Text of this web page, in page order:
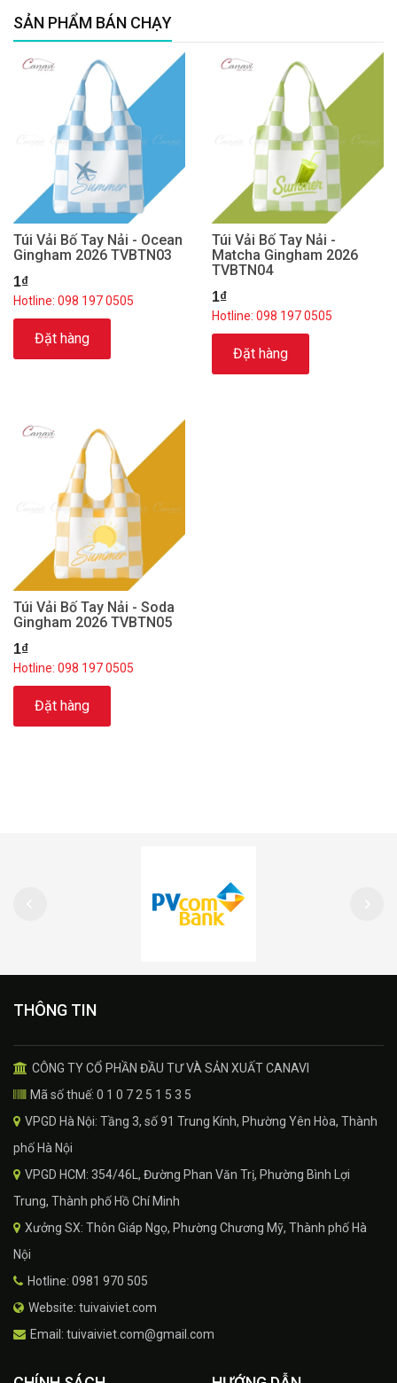
SẢN PHẨM BÁN CHẠY
Túi Vải Bố Tay Nải - Ocean
Gingham 2026 TVBTN03
1₫
Hotline: 098 197 0505
Đặt hàng
Túi Vải Bố Tay Nải -
Matcha Gingham 2026
TVBTN04
1₫
Hotline: 098 197 0505
Đặt hàng
Túi Vải Bố Tay Nải - Soda
Gingham 2026 TVBTN05
1₫
Hotline: 098 197 0505
Đặt hàng
THÔNG TIN
CÔNG TY CỔ PHẦN ĐẦU TƯ VÀ SẢN XUẤT CANAVI
Mã số thuế: 0 1 0 7 2 5 1 5 3 5
VPGD Hà Nội: Tầng 3, số 91 Trung Kính, Phường Yên Hòa, Thành
phố Hà Nội
VPGD HCM: 354/46L, Đường Phan Văn Trị, Phường Bình Lợi
Trung, Thành phố Hồ Chí Minh
Xưởng SX: Thôn Giáp Ngọ, Phường Chương Mỹ, Thành phố Hà
Nội
Hotline: 0981 970 505
Website: tuivaiviet.com
Email: tuivaiviet.com@gmail.com